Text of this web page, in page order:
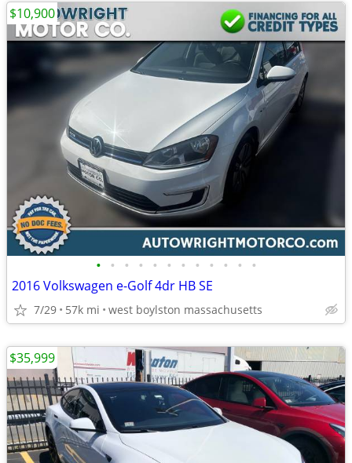
• • • • • • • • • • • •
2016 Volkswagen e-Golf 4dr HB SE
7/29 57k mi west boylston massachusetts
$10,900
$35,999